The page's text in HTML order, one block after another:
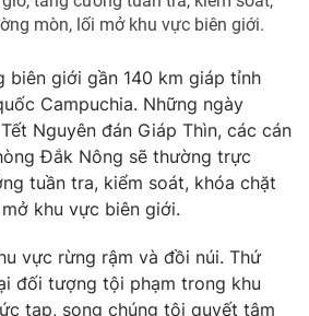
Tấm lòng Việt
Vươn mình bằng AI
VTV8
English
mòn, lối mở khu vực biên giới.
biên giới gần 140 km giáp tỉnh
Campuchia. Những ngày
Nguyên đán Giáp Thìn, các cán
Đắk Nông sẽ thường trực
tuần tra, kiểm soát, khóa chặt
khu vực biên giới.
vực rừng rậm và đồi núi. Thứ
đối tượng tội phạm trong khu
tạp, song chúng tôi quyết tâm